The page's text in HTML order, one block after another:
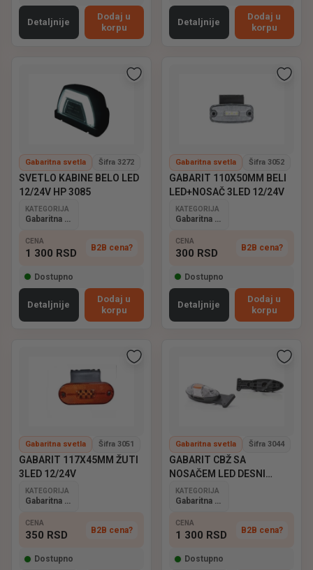
Detaljnije
Dodaj u
korpu
Detaljnije
Dodaj u
korpu
Gabaritna svetla Šifra 3272
SVETLO KABINE BELO LED
12/24V HP 3085
KATEGORIJA
CENA
1 300 RSD B2B cena?
Dostupno
Detaljnije
Dodaj u
korpu
Gabaritna svetla Šifra 3052
GABARIT 110X50MM BELI
LED+NOSAČ 3LED 12/24V
KATEGORIJA
CENA
300 RSD B2B cena?
Dostupno
Detaljnije
Dodaj u
korpu
Gabaritna svetla Šifra 3051
GABARIT 117X45MM ŽUTI
3LED 12/24V
KATEGORIJA
Gabaritna svetla
CENA
350 RSD B2B cena?
Dostupno
Gabaritna svetla Šifra 3044
GABARIT CBŽ SA
NOSAČEM LED DESNI
12/24V
KATEGORIJA
Gabaritna svetla
CENA
1 300 RSD B2B cena?
Dostupno